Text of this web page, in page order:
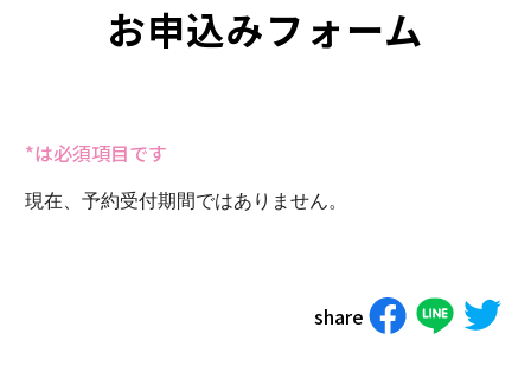
お申込みフォーム
*は必須項目です
現在、予約受付期間ではありません。
share